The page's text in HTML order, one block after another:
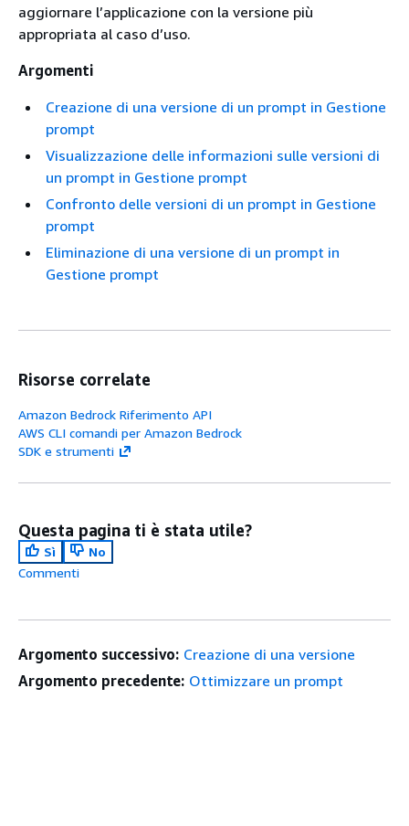
aggiornare l’applicazione con la versione più
appropriata al caso d’uso.
Argomenti
Creazione di una versione di un prompt in Gestione
prompt
Visualizzazione delle informazioni sulle versioni di
un prompt in Gestione prompt
Confronto delle versioni di un prompt in Gestione
prompt
Eliminazione di una versione di un prompt in
Gestione prompt
Risorse correlate
Amazon Bedrock Riferimento API
AWS CLI comandi per Amazon Bedrock
SDK e strumenti
Questa pagina ti è stata utile?
Sì
No
Commenti
Argomento successivo: Creazione di una versione
Argomento precedente: Ottimizzare un prompt